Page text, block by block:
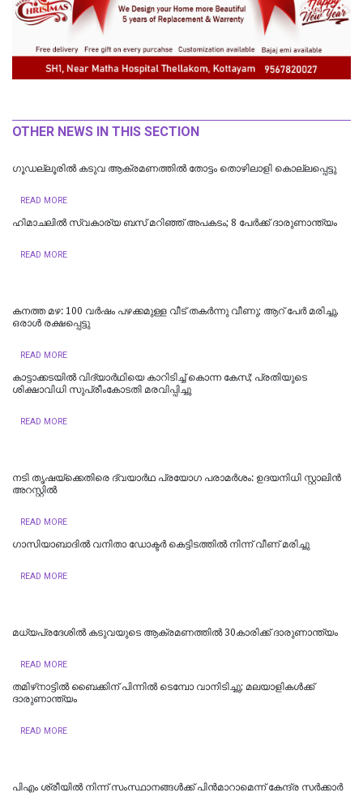
OTHER NEWS IN THIS SECTION
ഗൂഡല്ലൂരിൽ കടുവ ആക്രമണത്തിൽ തോട്ടം തൊഴിലാളി കൊല്ലപ്പെട്ടു
READ MORE
ഹിമാചലിൽ സ്വകാര്യ ബസ് മറിഞ്ഞ് അപകടം; 8 പേർക്ക് ദാരുണാന്ത്യം
READ MORE
കനത്ത മഴ: 100 വർഷം പഴക്കമുള്ള വീട് തകർന്നു വീണു; ആറ് പേർ മരിച്ചു,
ഒരാൾ രക്ഷപ്പെട്ടു
READ MORE
കാട്ടാക്കടയില്‍ വിദ്യാര്‍ഥിയെ കാറിടിച്ച് കൊന്ന കേസ്; പ്രതിയുടെ
ശിക്ഷാവിധി സുപ്രീംകോടതി മരവിപ്പിച്ചു
READ MORE
നടി തൃഷയ്ക്കെതിരെ ദ്വയാർഥ പ്രയോ​ഗ പരാമർശം: ഉദയനിധി സ്റ്റാലിൻ
അറസ്റ്റിൽ
READ MORE
ഗാസിയാബാദിൽ വനിതാ ഡോക്ടർ കെട്ടിടത്തിൽ നിന്ന് വീണ് മരിച്ചു
READ MORE
മധ്യപ്രദേശിൽ കടുവയുടെ ആക്രമണത്തിൽ 30കാരിക്ക് ദാരുണാന്ത്യം
READ MORE
തമിഴ്‌നാട്ടില്‍ ബൈക്കിന് പിന്നില്‍ ടെമ്പോ വാനിടിച്ചു; മലയാളികള്‍ക്ക്
ദാരുണാന്ത്യം
READ MORE
പിഎം ശ്രീയില്‍ നിന്ന് സംസ്ഥാനങ്ങള്‍ക്ക് പിന്‍മാറാമെന്ന് കേന്ദ്ര സര്‍ക്കാര്‍